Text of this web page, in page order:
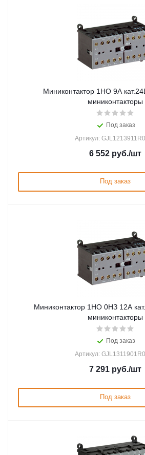
Миниконтактор 1НО 9А
миниконтакторы
Под заказ
Артикул:
6 552 руб./шт
Под заказ
Миниконтактор 1НО 0НЗ 12А
миниконтакторы
Под заказ
Артикул:
7 291 руб./шт
Под заказ